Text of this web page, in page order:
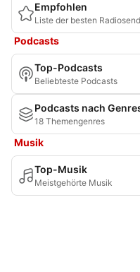
Empfohlen
Liste der besten
Podcasts
Top-Podcasts
Beliebteste Podcasts
Podcasts nach
18 Themengenres
Musik
Top-Musik
Meistgehörte Musik